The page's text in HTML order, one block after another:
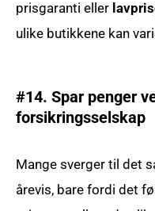
prisgaranti eller
ulike butikkene kan
#14. Spar penger
forsikringsselskap
Mange sverger til det
årevis, bare fordi det